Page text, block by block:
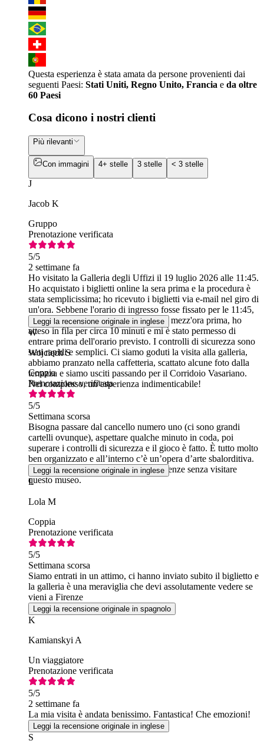
Questa esperienza è stata amata da persone provenienti dai
seguenti Paesi: Stati Uniti, Regno Unito, Francia e da oltre
60 Paesi
Cosa dicono i nostri clienti
Più rilevanti
Con immagini 4+ stelle 3 stelle < 3 stelle
J
Jacob K
Gruppo
Prenotazione verificata
5/5
2 settimane fa
Ho visitato la Galleria degli Uffizi il 19 luglio 2026 alle 11:45.
Ho acquistato i biglietti online la sera prima e la procedura è
stata semplicissima; ho ricevuto i biglietti via e-mail nel giro di
un'ora. Sebbene l'orario di ingresso fosse fissato per le 11:45,
sono arrivato alla Galleria degli Uffizi mezz'ora prima, ho
atteso in fila per circa 10 minuti e mi è stato permesso di
entrare prima dell'orario previsto. I controlli di sicurezza sono
stati rapidi e semplici. Ci siamo goduti la visita alla galleria,
abbiamo pranzato nella caffetteria, scattato alcune foto dalla
terrazza e siamo usciti passando per il Corridoio Vasariano.
Nel complesso, un’esperienza indimenticabile!
Leggi la recensione originale in inglese
W
Wojciech S
Coppia
Prenotazione verificata
5/5
Settimana scorsa
Bisogna passare dal cancello numero uno (ci sono grandi
cartelli ovunque), aspettare qualche minuto in coda, poi
superare i controlli di sicurezza e il gioco è fatto. È tutto molto
ben organizzato e all’interno c’è un’opera d’arte sbalorditiva.
Non potrei immaginare di essere a Firenze senza visitare
questo museo.
Leggi la recensione originale in inglese
L
Lola M
Coppia
Prenotazione verificata
5/5
Settimana scorsa
Siamo entrati in un attimo, ci hanno inviato subito il biglietto e
la galleria è una meraviglia che devi assolutamente vedere se
vieni a Firenze
Leggi la recensione originale in spagnolo
K
Kamianskyi A
Un viaggiatore
Prenotazione verificata
5/5
2 settimane fa
La mia visita è andata benissimo. Fantastica! Che emozioni!
Leggi la recensione originale in inglese
S